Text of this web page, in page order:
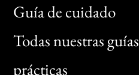
Guía de cuidado
Todas nuestras guías
prácticas